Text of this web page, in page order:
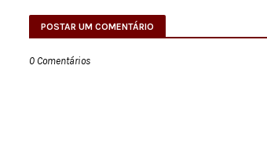
POSTAR UM COMENTÁRIO
0 Comentários